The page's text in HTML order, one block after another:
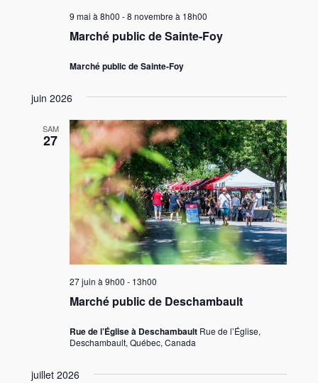
Marché public de Sainte-Foy
9 mai à 8h00 -8 novembre à 18h00
Marché public de Sainte-Foy
juin 2026
SAM
27
Marché public de Deschambault
27 juin à 9h00 - 13h00
Rue de l’Église à Deschambault Rue de l’Église,
Deschambault, Québec, Canada
juillet 2026